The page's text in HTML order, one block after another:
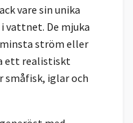
vare sin unika
vattnet. De mjuka
ström eller
ett realistiskt
iglar och